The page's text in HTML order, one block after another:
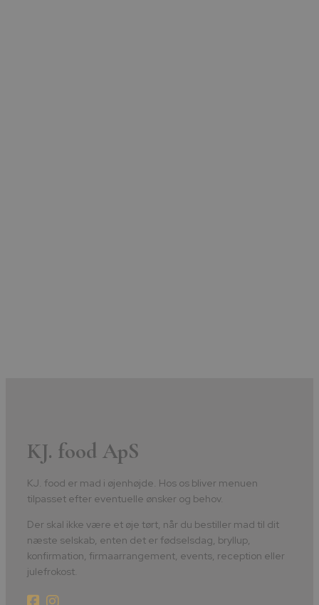
KJ. food ApS
KJ. food er mad i øjenhøjde. Hos os bliver menuen
tilpasset efter eventuelle ønsker og behov.
Der skal ikke være et øje tørt, når du bestiller mad til dit
næste selskab, enten det er fødselsdag, bryllup,
konfirmation, firmaarrangement, events, reception eller
julefrokost.